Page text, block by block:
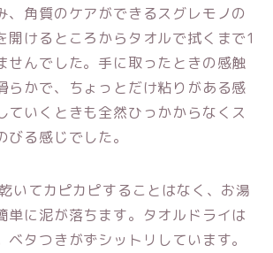
、角質のケアができるスグレモノの
開けるところからタオルで拭くまで1
せんでした。手に取ったときの感触
らかで、ちょっとだけ粘りがある感
ていくときも全然ひっかからなくス
る感じでした。
いてカピカピすることはなく、お湯
単に泥が落ちます。タオルドライは
ベタつきがずシットリしています。